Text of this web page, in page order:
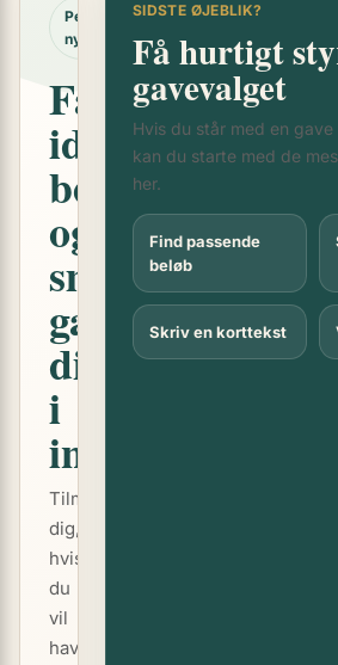
Pengegaveguidens
nyhedsbrev
Få
idéer,
beløb
og
små
gavegreb
direkte
i
indbakken
Tilmeld
dig,
hvis
du
vil
have
SIDSTE ØJEBLIK?
Få hurtigt
gavevalget
Hvis du står med en
kan du starte med de
her.
Find passende
beløb
Skriv en korttekst